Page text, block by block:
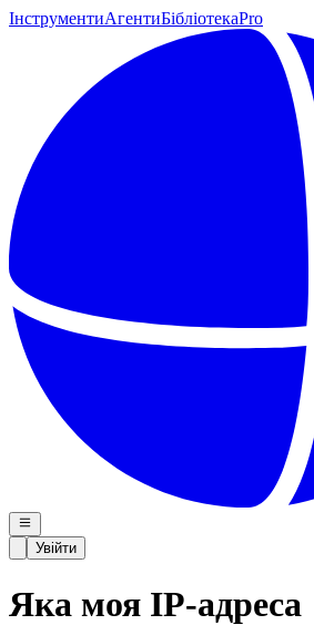
ІнструментиАгентиБібліотекаPro
Увійти
Яка моя IP-адреса